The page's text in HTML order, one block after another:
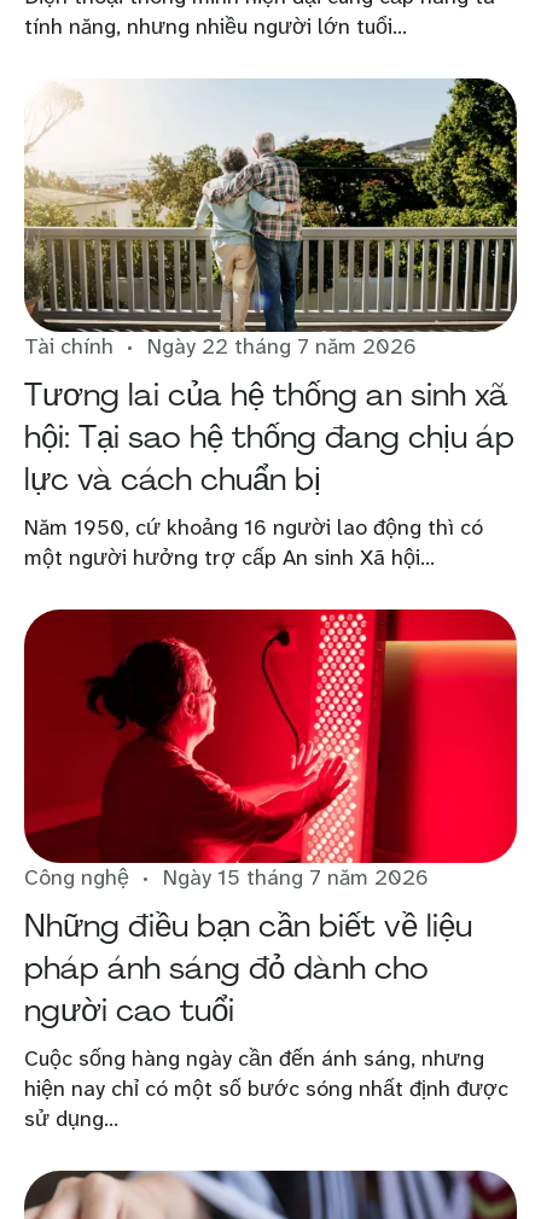
tính năng, nhưng nhiều người lớn tuổi...
Tài chính Ngày 22 tháng 7 năm 2026
Tương lai của hệ thống an sinh xã
hội: Tại sao hệ thống đang chịu áp
lực và cách chuẩn bị
Năm 1950, cứ khoảng 16 người lao động thì có
một người hưởng trợ cấp An sinh Xã hội...
Công nghệ Ngày 15 tháng 7 năm 2026
Những điều bạn cần biết về liệu
pháp ánh sáng đỏ dành cho
người cao tuổi
Cuộc sống hàng ngày cần đến ánh sáng, nhưng
hiện nay chỉ có một số bước sóng nhất định được
sử dụng...